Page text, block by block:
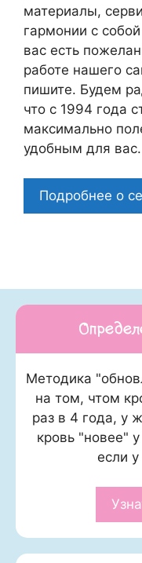
материалы,
гармонии с
вас есть
работе нашего
пишите. Будем
что c 1994 года
максимально
удобным для вас.
Подробнее о
Методика
на том, чтом
раз в 4 года, у
кровь "новее"
если